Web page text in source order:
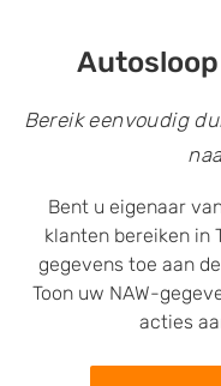
Bereik eenvoudig
Bent u eigenaar
klanten bereiken in
gegevens toe aan
Toon uw NAW-
acties